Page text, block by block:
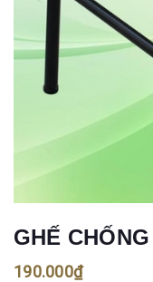
GHẾ
190.000₫